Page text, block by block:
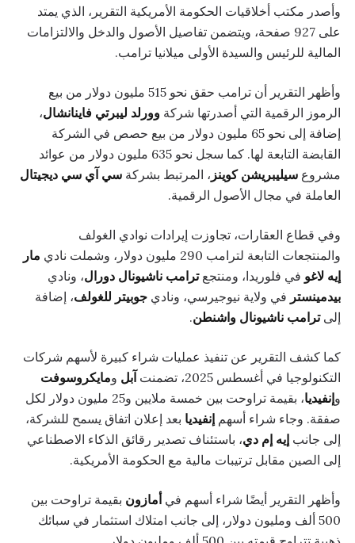
وأصدر مكتب أخلاقيات الحكومة الأمريكية التقرير، الذي يمتد
على 927 صفحة، ويتضمن تفاصيل الأصول والدخل والالتزامات
المالية للرئيس والسيدة الأولى ميلانيا ترامب.
وأظهر التقرير أن ترامب حقق نحو 515 مليون دولار من بيع
الرموز الرقمية التي أصدرتها شركة وورلد ليبرتي فاينانشال،
إضافة إلى نحو 65 مليون دولار من بيع حصص في الشركة
القابضة التابعة لها. كما سجل نحو 635 مليون دولار من عوائد
مشروع سيليبريشن كوينز ، المرتبط بشركة سي آي سي ديجيتال
العاملة في مجال الأصول الرقمية.
وفي قطاع العقارات، تجاوزت إيرادات نوادي الغولف
والمنتجعات التابعة لترامب 290 مليون دولار، وشملت نادي
مار
إيه لاغو في فلوريدا، ومنتجعترامب ناشيونال دورال، ونادي
بيدمينستر في ولاية نيوجيرسي، ونادي جوبيتر للغولف، إضافة
إلىترامب ناشيونال واشنطن.
كما كشف التقرير عن تنفيذ عمليات شراء كبيرة لأسهم شركات
التكنولوجيا في أغسطس 2025، تضمنت
آبل ومايكروسوفت
وإنفيديا
، بقيمة تراوحت بين خمسة ملايين و25 مليون دولار لكل
صفقة. وجاء شراء أسهم إنفيديا بعد إعلان اتفاق يسمح للشركة،
إلى جانب إيه إم دي، باستئناف تصدير رقائق الذكاء الاصطناعي
إلى الصين مقابل ترتيبات مالية مع الحكومة الأمريكية.
وأظهر التقرير أيضًا شراء أسهم فيأمازون بقيمة تراوحت بين
500 ألف ومليون دولار، إلى جانب امتلاك استثمار في سبائك